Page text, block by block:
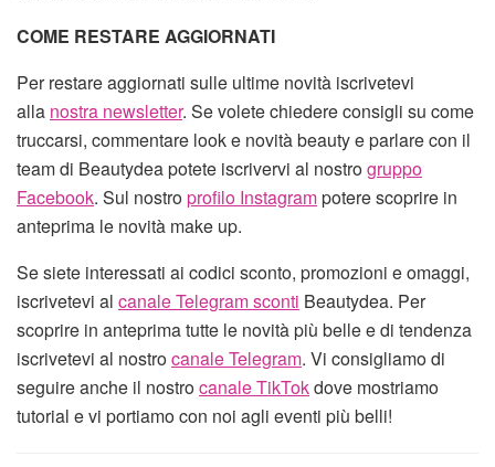
COME RESTARE AGGIORNATI
Per restare aggiornati sulle ultime novità iscrivetevi
alla nostra newsletter. Se volete chiedere consigli su come
truccarsi, commentare look e novità beauty e parlare con il
team di Beautydea potete iscrivervi al nostrogruppo
Facebook. Sul nostroprofilo Instagrampotere scoprire in
anteprima le novità make up.
Se siete interessati ai codici sconto, promozioni e omaggi,
iscrivetevi al canale Telegram sconti Beautydea. Per
scoprire in anteprima tutte le novità più belle e di tendenza
iscrivetevi al nostrocanale Telegram. Vi consigliamo di
seguire anche il nostrocanale TikTokdove mostriamo
tutorial e vi portiamo con noi agli eventi più belli!